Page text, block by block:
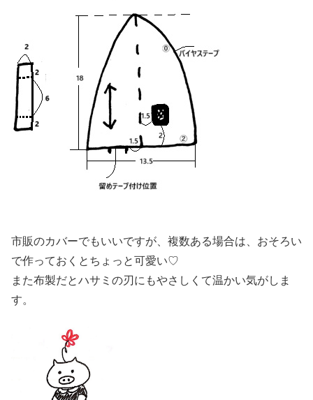
市販のカバーでもいいですが、複数ある場合は、おそろい
で作っておくとちょっと可愛い♡
また布製だとハサミの刃にもやさしくて温かい気がしま
す。